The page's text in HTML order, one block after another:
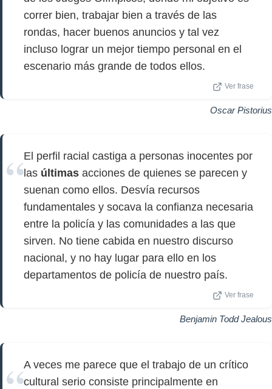
correr bien, trabajar bien a través de las
rondas, hacer buenos anuncios y tal vez
incluso lograr un mejor tiempo personal en el
escenario más grande de todos ellos.
Ver frase
Oscar Pistorius
El perfil racial castiga a personas inocentes por
las últimas acciones de quienes se parecen y
suenan como ellos. Desvía recursos
fundamentales y socava la confianza necesaria
entre la policía y las comunidades a las que
sirven. No tiene cabida en nuestro discurso
nacional, y no hay lugar para ello en los
departamentos de policía de nuestro país.
Ver frase
Benjamin Todd Jealous
A veces me parece que el trabajo de un crítico
cultural serio consiste principalmente en